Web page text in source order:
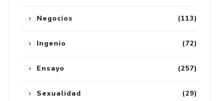
(113)
Negocios
(72)
Ingenio
(257)
Ensayo
(29)
Sexualidad